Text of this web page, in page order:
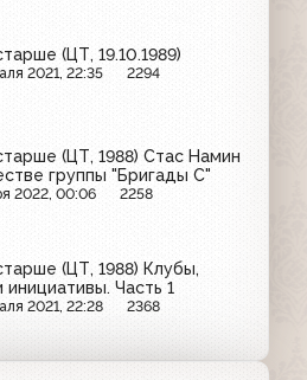
(ЦТ, 19.10.1989)
2021, 22:35 2294
(ЦТ, 1988) Стас Намин
группы "Бригады С"
2022, 00:06 2258
(ЦТ, 1988) Клубы,
инициативы. Часть 1
2021, 22:28 2368